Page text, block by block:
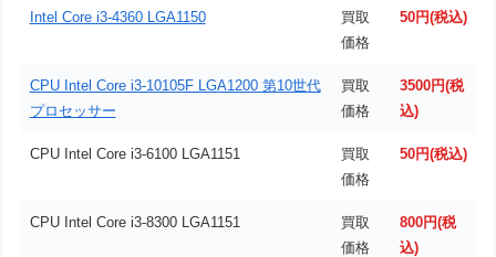
Intel Core i3-4360 LGA1150
買取
価格
50円(税込)
CPU Intel Core i3-10105F LGA1200 第10世代
プロセッサー
買取
価格
3500円(税
込)
CPU Intel Core i3-6100 LGA1151
買取
価格
50円(税込)
CPU Intel Core i3-8300 LGA1151
買取
価格
800円(税
込)